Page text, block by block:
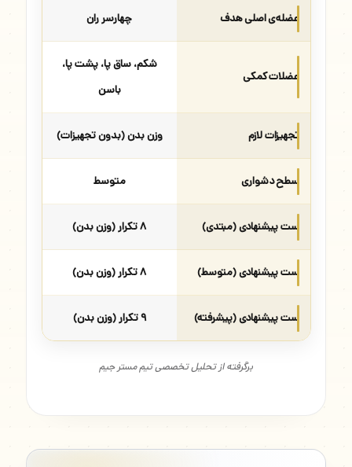
عضله‌ی اصلی هدف چهارسر ران
عضلات کمکی
شکم، ساق پا، پشت پا،
باسن
تجهیزات لازم وزن بدن (بدون تجهیزات)
سطح دشواری متوسط
ست پیشنهادی (مبتدی) ۸ تکرار (وزن بدن)
ست پیشنهادی (متوسط) ۸ تکرار (وزن بدن)
ست پیشنهادی (پیشرفته) ۹ تکرار (وزن بدن)
برگرفته از تحلیل تخصصی تیم مستر جیم